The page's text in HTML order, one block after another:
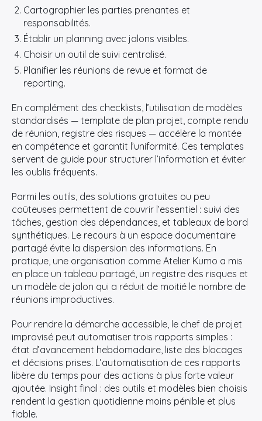
Cartographier les parties prenantes et
responsabilités.
Établir un planning avec jalons visibles.
Choisir un outil de suivi centralisé.
Planifier les réunions de revue et format de
reporting.
En complément des checklists, l’utilisation de modèles
standardisés — template de plan projet, compte rendu
de réunion, registre des risques — accélère la montée
en compétence et garantit l’uniformité. Ces templates
servent de guide pour structurer l’information et éviter
les oublis fréquents.
Parmi les outils, des solutions gratuites ou peu
coûteuses permettent de couvrir l’essentiel : suivi des
tâches, gestion des dépendances, et tableaux de bord
synthétiques. Le recours à un espace documentaire
partagé évite la dispersion des informations. En
pratique, une organisation comme Atelier Kumo a mis
en place un tableau partagé, un registre des risques et
un modèle de jalon qui a réduit de moitié le nombre de
réunions improductives.
Pour rendre la démarche accessible, le chef de projet
improvisé peut automatiser trois rapports simples :
état d’avancement hebdomadaire, liste des blocages
et décisions prises. L’automatisation de ces rapports
libère du temps pour des actions à plus forte valeur
ajoutée. Insight final : des outils et modèles bien choisis
rendent la gestion quotidienne moins pénible et plus
fiable.